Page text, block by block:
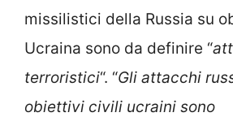
missilistici della Russia su
Ucraina sono da definire “
terroristici“. “Gli attacchi
obiettivi civili ucraini sono